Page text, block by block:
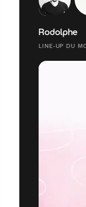
Rodolphe
LINE-UP DU